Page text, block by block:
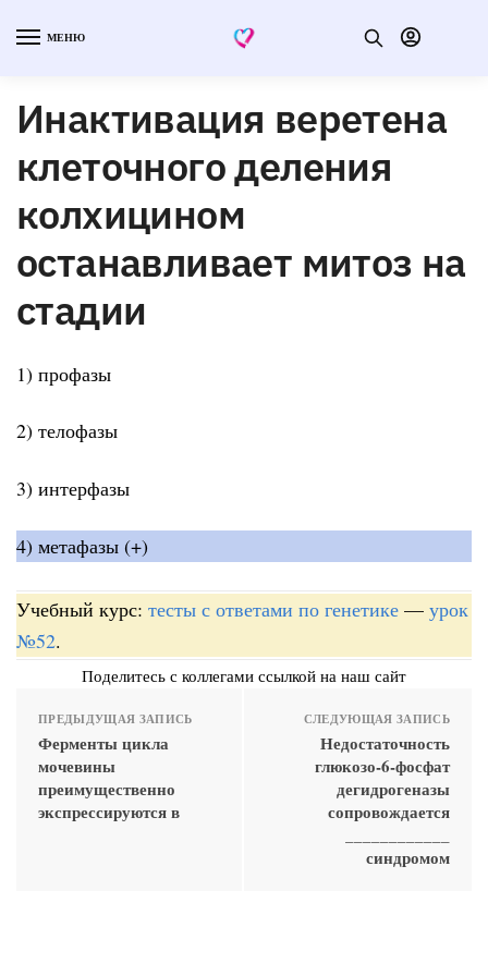
МЕНЮ
Инактивация веретена
клеточного деления
колхицином
останавливает митоз на
стадии
1) профазы
2) телофазы
3) интерфазы
4) метафазы (+)
Учебный курс: тесты с ответами по генетике — урок
№52.
Поделитесь с коллегами ссылкой на наш сайт
ПРЕДЫДУЩАЯ ЗАПИСЬ
Ферменты цикла
мочевины
преимущественно
экспрессируются в
СЛЕДУЮЩАЯ ЗАПИСЬ
Недостаточность
глюкозо-6-фосфат
дегидрогеназы
сопровождается
синдромом